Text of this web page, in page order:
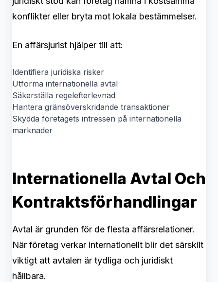
konflikter eller bryta mot lokala bestämmelser.
En affärsjurist hjälper till att:
Identifiera juridiska risker
Utforma internationella avtal
Säkerställa regelefterlevnad
Hantera gränsöverskridande transaktioner
Skydda företagets intressen på internationella
marknader
Internationella Avtal Och
Kontraktsförhandlingar
Avtal är grunden för de flesta affärsrelationer.
När företag verkar internationellt blir det särskilt
viktigt att avtalen är tydliga och juridiskt
hållbara.